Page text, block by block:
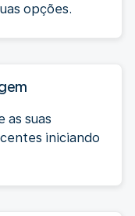
opções.
as suas
iniciando